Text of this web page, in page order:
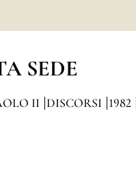
SEDE
II DISCORSI 1982